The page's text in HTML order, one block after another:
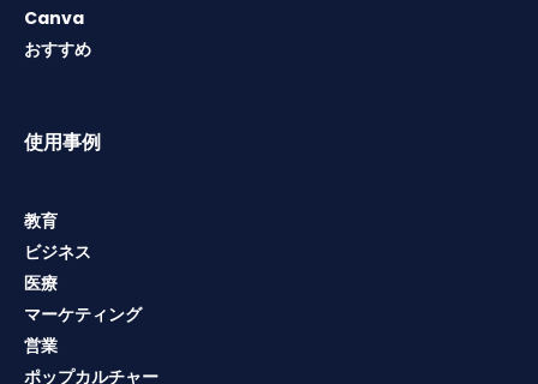
Canva
おすすめ
使用事例
教育
ビジネス
医療
マーケティング
営業
ポップカルチャー